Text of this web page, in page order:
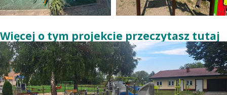
Więcej o tym projekcie przeczytasz tutaj